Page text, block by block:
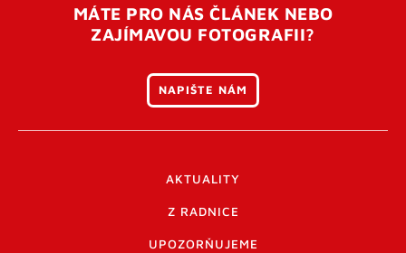
otevření tohoto odkazu se váš účet ověří a můžete se
přihlásit. Nezapomeňte zkontrolovat složku SPAM ve
MÁTE PRO NÁS ČLÁNEK NEBO
ZAJÍMAVOU FOTOGRAFII?
NAPIŠTE NÁM
AKTUALITY
Z RADNICE
UPOZORŇUJEME